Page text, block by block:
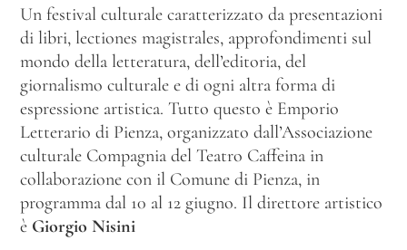
Un festival culturale caratterizzato da presentazioni
di libri, lectiones magistrales, approfondimenti sul
mondo della letteratura, dell’editoria, del
giornalismo culturale e di ogni altra forma di
espressione artistica. Tutto questo è Emporio
Letterario di Pienza, organizzato dall’Associazione
culturale Compagnia del Teatro Caffeina in
collaborazione con il Comune di Pienza, in
programma dal 10 al 12 giugno. Il direttore artistico
è Giorgio Nisini